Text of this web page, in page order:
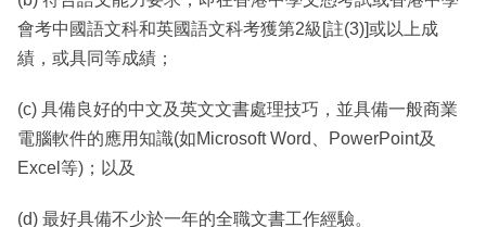
會考中國語文科和英國語文科考獲第2級[註(3)]或以上成
績，或具同等成績；
(c) 具備良好的中文及英文文書處理技巧，並具備一般商業
電腦軟件的應用知識(如Microsoft Word、PowerPoint及
Excel等)；以及
(d) 最好具備不少於一年的全職文書工作經驗。